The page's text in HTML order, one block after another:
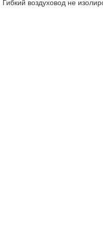
Гибкий воздуховод не